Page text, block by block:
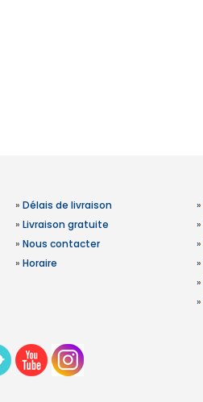
» Délais de livraison
» Livraison gratuite
» Nous contacter
» Horaire
»
»
»
»
»
»